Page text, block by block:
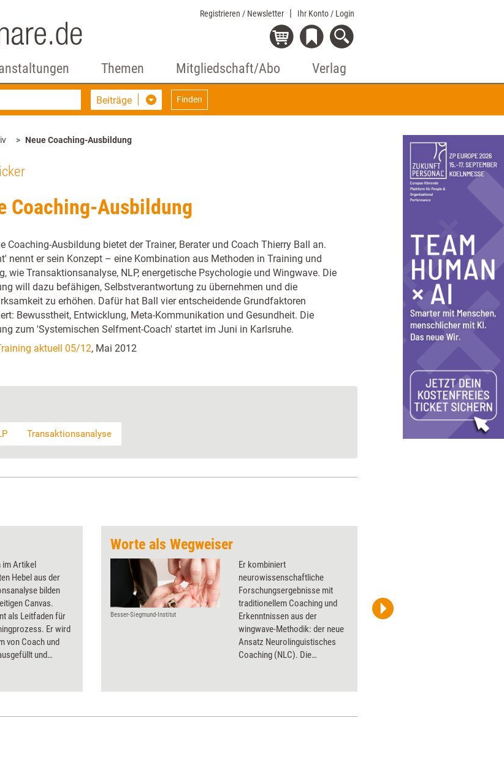
Registrieren / Newsletter Ihr Konto / Login
Themen Mitgliedschaft/Abo Verlag
Beiträge Finden
Neue Coaching-Ausbildung
Coaching-Ausbildung
Coaching-Ausbildung bietet der Trainer, Berater und Coach Thierry Ball an.
nennt er sein Konzept – eine Kombina­tion aus Methoden in Training und
wie Transaktionsanalyse, NLP, energetische Psychologie und Wingwave. Die
will dazu befähigen, Selbstverantwortung zu übernehmen und die
zu erhöhen. Dafür hat Ball vier entscheidende Grundfaktoren
Bewusstheit, Entwicklung, Meta-Kommunikation und Gesundheit. Die
zum 'Systemischen Selfment-Coach' startet im Juni in Karlsruhe.
aktuell 05/12, Mai 2012
Transaktionsanalyse
im Artikel
Hebel aus der
bilden
Canvas.
als Leitfaden für
Er wird
von Coach und
und
Worte als Wegweiser
Besser-Siegmund-Institut
Er kombiniert
neurowissenschaftliche
Forschungsergebnisse mit
traditionellem Coaching und
Erkenntnissen aus der
wingwave-Methodik: der neue
Ansatz Neurolinguistisches
Coaching (NLC). Die
erklären, was hinter der
DVNLP